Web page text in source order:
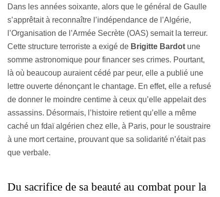
Dans les années soixante, alors que le général de Gaulle
s’apprêtait à reconnaître l’indépendance de l’Algérie,
l’Organisation de l’Armée Secrète (OAS) semait la terreur.
Cette structure terroriste a exigé de Brigitte Bardot une
somme astronomique pour financer ses crimes. Pourtant,
là où beaucoup auraient cédé par peur, elle a publié une
lettre ouverte dénonçant le chantage. En effet, elle a refusé
de donner le moindre centime à ceux qu’elle appelait des
assassins. Désormais, l’histoire retient qu’elle a même
caché un fdaï algérien chez elle, à Paris, pour le soustraire
à une mort certaine, prouvant que sa solidarité n’était pas
que verbale.
Du sacrifice de sa beauté au combat pour la